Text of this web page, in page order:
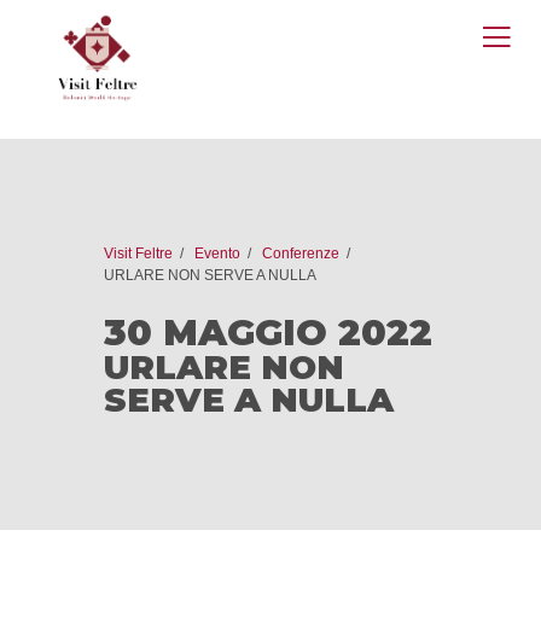
Visit Feltre Evento
Conferenze
URLARE NON SERVE A NULLA
30 MAGGIO 2022
URLARE NON
SERVE A NULLA